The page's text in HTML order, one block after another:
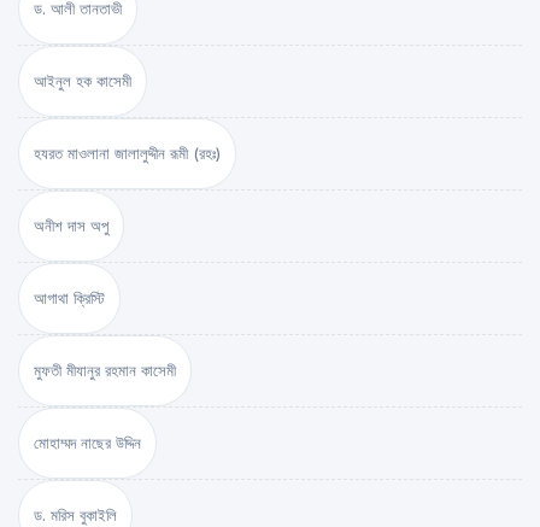
ড. আলী তানতাভী
আইনুল হক কাসেমী
হযরত মাওলানা জালালুদ্দীন রূমী (রহঃ)
অনীশ দাস অপু
আগাথা ক্রিস্টি
মুফতী মীযানুর রহমান কাসেমী
মোহাম্মদ নাছের উদ্দিন
ড. মরিস বুকাইলি